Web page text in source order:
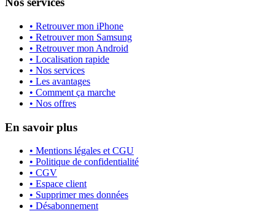
• Retrouver mon iPhone
• Retrouver mon Samsung
• Retrouver mon Android
• Localisation rapide
• Nos services
• Les avantages
• Comment ça marche
• Nos offres
En savoir plus
• Mentions légales et CGU
• Politique de confidentialité
• CGV
• Espace client
• Supprimer mes données
• Désabonnement